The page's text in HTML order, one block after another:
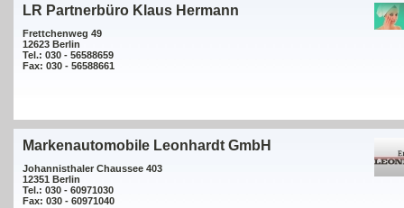
LR Partnerbüro Klaus Hermann
Frettchenweg 49
12623 Berlin
Tel.: 030 - 56588659
Fax: 030 - 56588661
Markenautomobile Leonhardt GmbH
Johannisthaler Chaussee 403
12351 Berlin
Tel.: 030 - 60971030
Fax: 030 - 60971040